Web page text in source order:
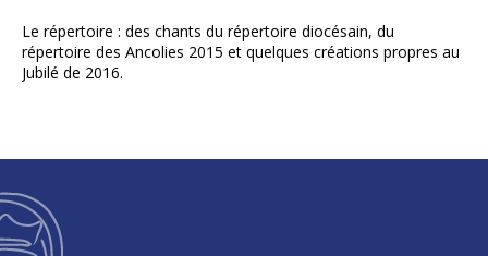
Le répertoire : des chants du répertoire diocésain, du
répertoire des Ancolies 2015 et quelques créations propres au
Jubilé de 2016.